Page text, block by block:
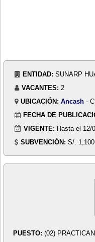
ENTIDAD: SUNARP
VACANTES: 2
UBICACIÓN: Ancash -
FECHA DE
VIGENTE: Hasta el 12/
SUBVENCIÓN: S/.
PUESTO: (02)